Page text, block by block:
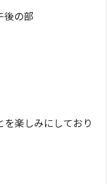
後の部
楽しみにしており